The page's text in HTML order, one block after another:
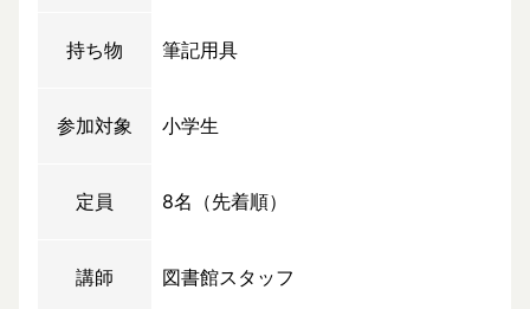
持ち物 筆記用具
参加対象 小学生
定員 8名（先着順）
講師 図書館スタッフ